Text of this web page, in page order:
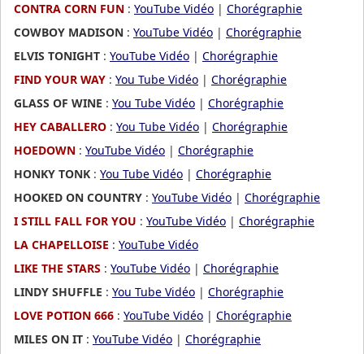
CONTRA CORN FUN : YouTube Vidéo | Chorégraphie
COWBOY MADISON : YouTube Vidéo | Chorégraphie
ELVIS TONIGHT : YouTube Vidéo | Chorégraphie
FIND YOUR WAY : You Tube Vidéo | Chorégraphie
GLASS OF WINE : You Tube Vidéo | Chorégraphie
HEY CABALLERO : You Tube Vidéo | Chorégraphie
HOEDOWN : YouTube Vidéo | Chorégraphie
HONKY TONK : You Tube Vidéo | Chorégraphie
HOOKED ON COUNTRY : YouTube Vidéo | Chorégraphie
I STILL FALL FOR YOU : YouTube Vidéo | Chorégraphie
LA CHAPELLOISE : YouTube Vidéo
LIKE THE STARS : YouTube Vidéo | Chorégraphie
LINDY SHUFFLE : You Tube Vidéo | Chorégraphie
LOVE POTION 666 : YouTube Vidéo | Chorégraphie
MILES ON IT : YouTube Vidéo | Chorégraphie